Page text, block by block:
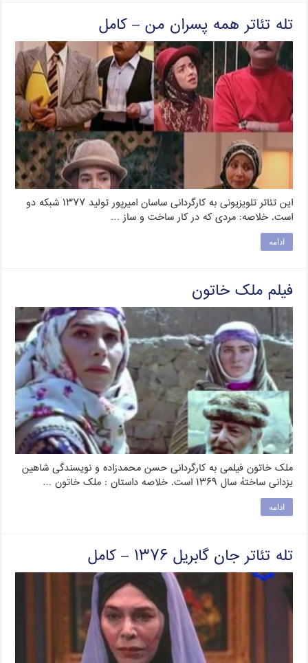
تله تئاتر همه پسران من – کامل
این تئاتر تلویزیونی به کارگردانی ساسان امیرپور تولید ۱۳۷۷ شبکه دو
است. خلاصه: مردی که در کار ساخت و ساز …
ادامه
فیلم ملک خاتون
ملک خاتون فیلمی به کارگردانی حسن محمدزاده و نویسندگی شاهین
یزدانی ساختهٔ سال ۱۳۶۹ است. خلاصه داستان : ملک خاتون …
ادامه
تله تئاتر جان گابریل ۱۳۷۶ – کامل